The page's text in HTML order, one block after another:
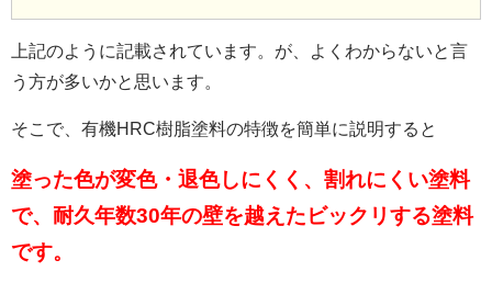
上記のように記載されています。が、よくわからないと言
う方が多いかと思います。
そこで、有機HRC樹脂塗料の特徴を簡単に説明すると
塗った色が変色・退色しにくく、割れにくい塗料
で、耐久年数30年の壁を越えたビックリする塗料
です。